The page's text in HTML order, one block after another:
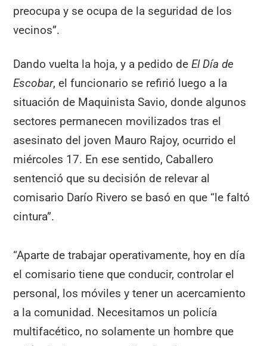
preocupa y se ocupa de la seguridad de los
vecinos”.
Dando vuelta la hoja, y a pedido deEl Día de
Escobar, el funcionario se refirió luego a la
situación de Maquinista Savio, donde algunos
sectores permanecen movilizados tras el
asesinato del joven Mauro Rajoy, ocurrido el
miércoles 17. En ese sentido, Caballero
sentenció que su decisión de relevar al
comisario Darío Rivero se basó en que “le faltó
cintura”.
“Aparte de trabajar operativamente, hoy en día
el comisario tiene que conducir, controlar el
personal, los móviles y tener un acercamiento
a la comunidad. Necesitamos un policía
multifacético, no solamente un hombre que